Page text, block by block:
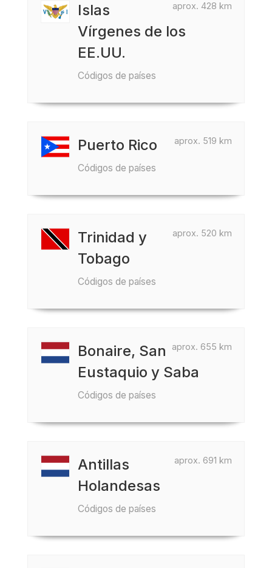
aprox. 428 km
Islas
Vírgenes de los
EE.UU.
Códigos de países
aprox. 519 km
Puerto Rico
Códigos de países
aprox. 520 km
Trinidad y
Tobago
Códigos de países
aprox. 655 km
Bonaire, San
Eustaquio y Saba
Códigos de países
aprox. 691 km
Antillas
Holandesas
Códigos de países